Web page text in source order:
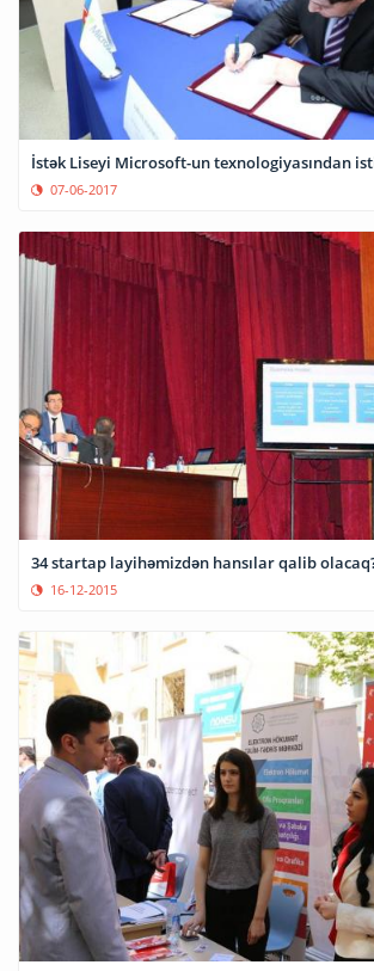
İstək Liseyi Microsoft-un texnologiyasından
07-06-2017
34 startap layihəmizdən hansılar qalib
16-12-2015